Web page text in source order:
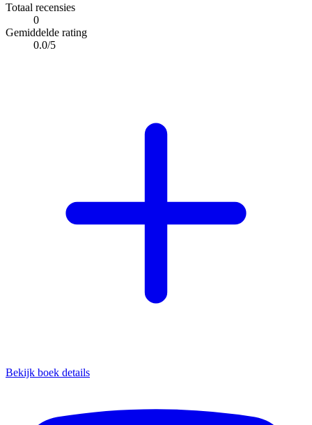
Totaal recensies
0
Gemiddelde rating
0.0/5
Bekijk boek details